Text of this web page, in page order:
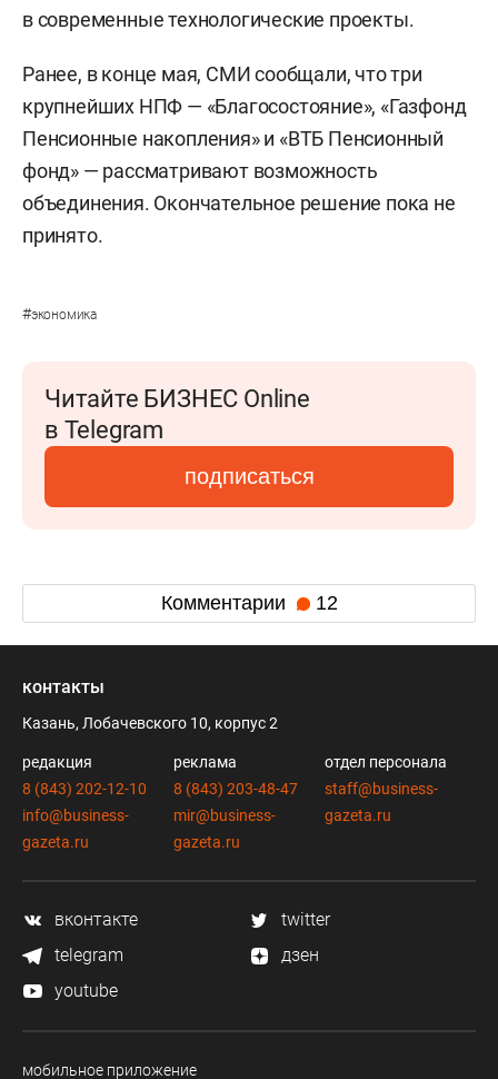
в современные технологические проекты.
Ранее, в конце мая, СМИ сообщали, что три
крупнейших НПФ — «Благосостояние», «Газфонд
Пенсионные накопления» и «ВТБ Пенсионный
фонд» — рассматривают возможность
объединения. Окончательное решение пока не
принято.
#экономика
Читайте БИЗНЕС Online
в Telegram
подписаться
Комментарии 12
контакты
Казань, Лобачевского 10, корпус 2
редакция
8 (843) 202-12-10
info@business-
gazeta.ru
реклама
8 (843) 203-48-47
mir@business-
gazeta.ru
отдел персонала
staff@business-
gazeta.ru
вконтакте
twitter
telegram
дзен
youtube
мобильное приложение